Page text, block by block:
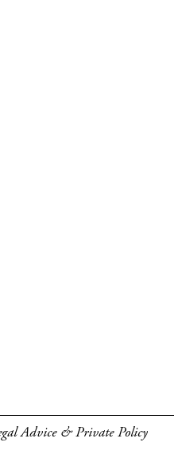
Advice & Private Policy